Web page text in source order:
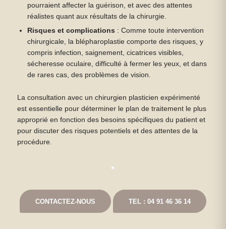
pourraient affecter la guérison, et avec des attentes
réalistes quant aux résultats de la chirurgie.
Risques et complications : Comme toute intervention
chirurgicale, la blépharoplastie comporte des risques, y
compris infection, saignement, cicatrices visibles,
sécheresse oculaire, difficulté à fermer les yeux, et dans
de rares cas, des problèmes de vision.
La consultation avec un chirurgien plasticien expérimenté
est essentielle pour déterminer le plan de traitement le plus
approprié en fonction des besoins spécifiques du patient et
pour discuter des risques potentiels et des attentes de la
procédure.
CONTACTEZ-NOUS TEL : 04 91 46 36 14